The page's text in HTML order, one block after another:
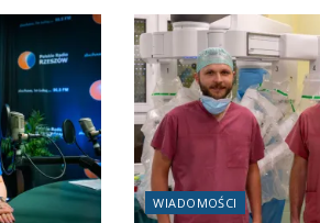
WIADOMOŚCI